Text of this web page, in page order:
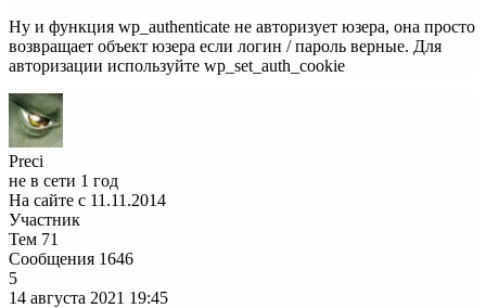
Ну и функция wp_authenticate не авторизует юзера, она просто
возвращает объект юзера если логин / пароль верные. Для
авторизации используйте wp_set_auth_cookie
Preci
не в сети 1 год
На сайте с 11.11.2014
Участник
Тем 71
Сообщения 1646
5
14 августа 2021 19:45